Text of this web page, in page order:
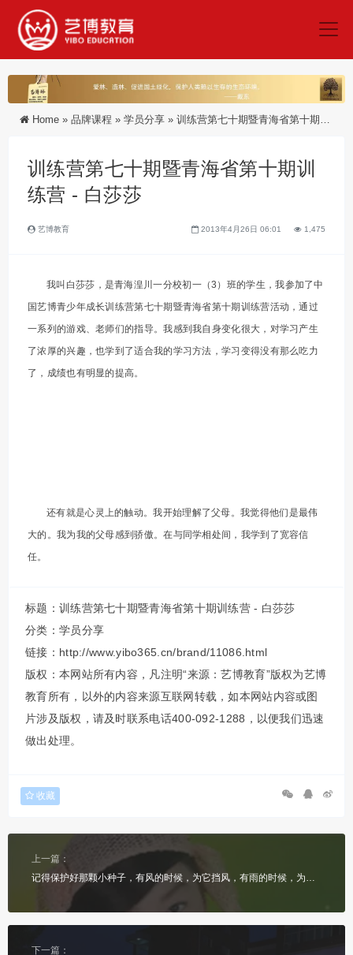
Home » 品牌课程 » 学员分享 » 训练营第七十期暨青海省第十期训练营 - 白莎莎
训练营第七十期暨青海省第十期训
练营 - 白莎莎
艺博教育 2013年4月26日 06:01 1,475
我叫白莎莎，是青海湟川一分校初一（3）班的学生，我参加了中
国艺博青少年成长训练营第七十期暨青海省第十期训练营活动，通过
一系列的游戏、老师们的指导。我感到我自身变化很大，对学习产生
了浓厚的兴趣，也学到了适合我的学习方法，学习变得没有那么吃力
了，成绩也有明显的提高。
还有就是心灵上的触动。我开始理解了父母。我觉得他们是最伟
大的。我为我的父母感到骄傲。在与同学相处间，我学到了宽容信
任。
标题：训练营第七十期暨青海省第十期训练营 - 白莎莎
分类： 学员分享
链接：http://www.yibo365.cn/brand/11086.html
版权：本网站所有内容，凡注明“来源：艺博教育”版权为艺博
教育所有，以外的内容来源互联网转载，如本网站内容或图
片涉及版权，请及时联系电话400-092-1288，以便我们迅速
做出处理。
收藏
上一篇：
下一篇：